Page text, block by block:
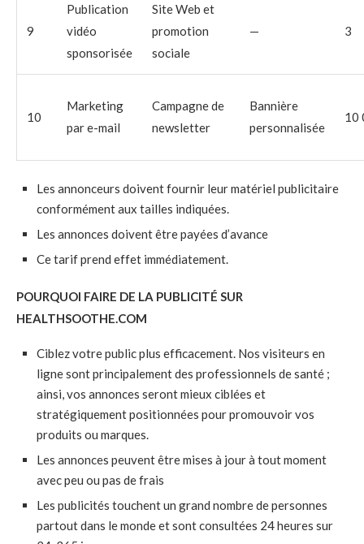
9
Publication
vidéo
sponsorisée
Site Web et
promotion
sociale
— 3
10
Marketing
par e-mail
Campagne de
newsletter
Bannière
personnalisée
10
Les annonceurs doivent fournir leur matériel publicitaire
conformément aux tailles indiquées.
Les annonces doivent être payées d’avance
Ce tarif prend effet immédiatement.
POURQUOI FAIRE DE LA PUBLICITÉ SUR
HEALTHSOOTHE.COM
Ciblez votre public plus efficacement. Nos visiteurs en
ligne sont principalement des professionnels de santé ;
ainsi, vos annonces seront mieux ciblées et
stratégiquement positionnées pour promouvoir vos
produits ou marques.
Les annonces peuvent être mises à jour à tout moment
avec peu ou pas de frais
Les publicités touchent un grand nombre de personnes
partout dans le monde et sont consultées 24 heures sur